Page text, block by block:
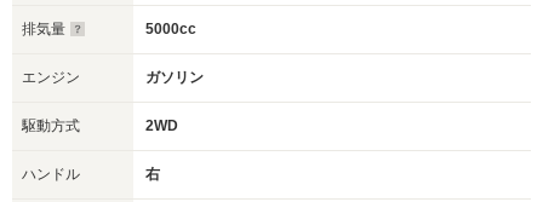
排気量 5000cc
エンジン ガソリン
駆動方式 2WD
ハンドル 右